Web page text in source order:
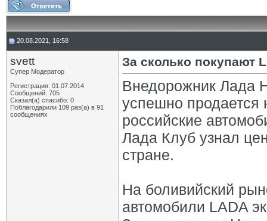
20.08.2021, 16:58
svett
Супер Модератор
Регистрация: 01.07.2014
Сообщений: 705
Сказал(а) спасибо: 0
Поблагодарили 109 раз(а) в 91
сообщениях
За сколько покупают
Внедорожник Лада
успешно продается
российские
Лада Клуб узнал
стране.
На боливийский
автомобили LADA